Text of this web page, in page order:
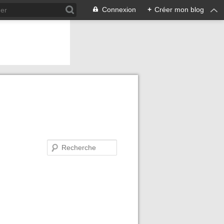
Connexion + Créer mon blog